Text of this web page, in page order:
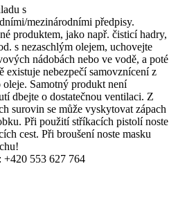
s
mezinárodními předpisy.
produktem, jako např. čisticí hadry,
s nezaschlým olejem, uchovejte
nádobách nebo ve vodě, a poté
nebezpečí samovznícení z
Samotný produkt není
dbejte o dostatečnou ventilaci. Z
surovin se může vyskytovat zápach
Při použití stříkacích pistolí noste
cest. Při broušení noste masku
553 627 764